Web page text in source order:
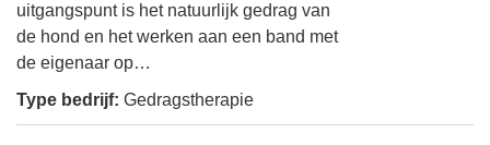
uitgangspunt is het natuurlijk gedrag van
de hond en het werken aan een band met
de eigenaar op…
Type bedrijf: Gedragstherapie